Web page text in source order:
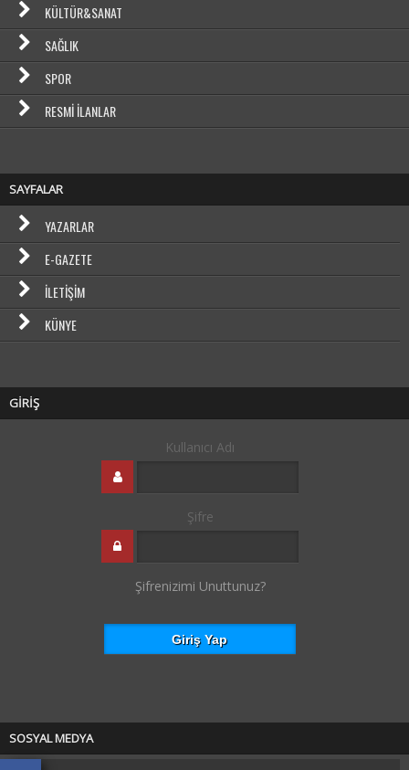
KÜLTÜR&SANAT
SAĞLIK
SPOR
RESMI İLANLAR
SAYFALAR
YAZARLAR
E-GAZETE
İLETIŞIM
KÜNYE
GİRİŞ
Kullanıcı Adı
Şifre
Şifrenizimi Unuttunuz?
SOSYAL MEDYA